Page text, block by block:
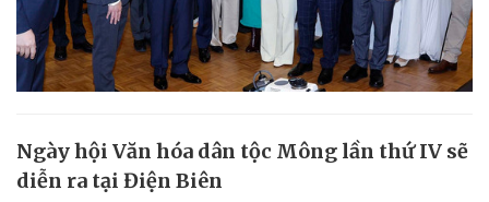
Ngày hội Văn hóa dân tộc Mông lần thứ IV sẽ
diễn ra tại Điện Biên